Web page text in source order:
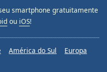
smartphone gratuitamente
ou iOS!
América do Sul
Europa